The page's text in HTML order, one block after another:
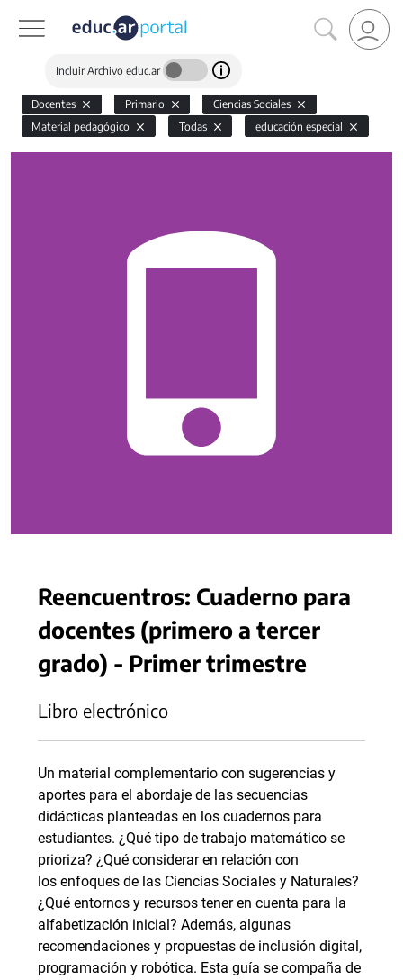
Incluir Archivo educ.ar
Docentes Primario
Ciencias Sociales
Material pedagógico
Todas educación especial
Reencuentros: Cuaderno para
docentes (primero a tercer
grado) - Primer trimestre
Libro electrónico
Un material complementario con sugerencias y
aportes para el abordaje de las secuencias
didácticas planteadas en los cuadernos para
estudiantes. ¿Qué tipo de trabajo matemático se
prioriza? ¿Qué considerar en relación con
los enfoques de las Ciencias Sociales y Naturales?
¿Qué entornos y recursos tener en cuenta para la
alfabetización inicial? Además, algunas
recomendaciones y propuestas de inclusión digital,
programación y robótica. Esta guía se compaña de